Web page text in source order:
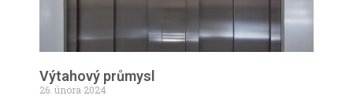
Výtahový průmysl
26. února 2024